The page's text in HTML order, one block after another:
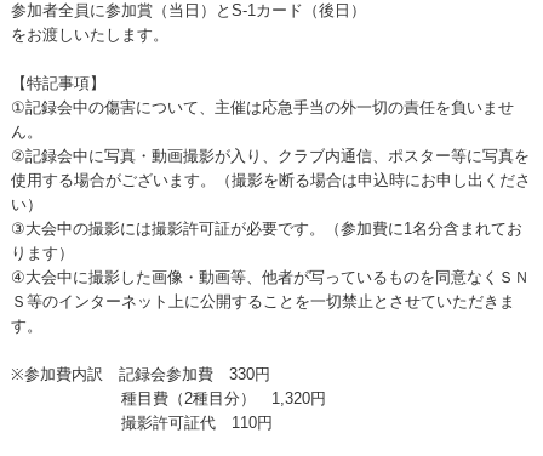
参加者全員に参加賞（当日）とS-1カード（後日）
をお渡しいたします。
【特記事項】
①記録会中の傷害について、主催は応急手当の外一切の責任を負いませ
ん。
②記録会中に写真・動画撮影が入り、クラブ内通信、ポスター等に写真を
使用する場合がございます。（撮影を断る場合は申込時にお申し出くださ
い）
③大会中の撮影には撮影許可証が必要です。（参加費に1名分含まれてお
ります）
④大会中に撮影した画像・動画等、他者が写っているものを同意なくＳＮ
Ｓ等のインターネット上に公開することを一切禁止とさせていただきま
す。
※参加費内訳 記録会参加費 330円
種目費（2種目分） 1,320円
撮影許可証代 110円